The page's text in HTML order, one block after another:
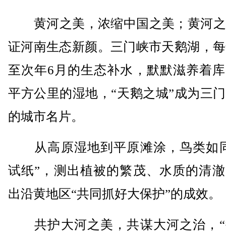
黄河之美，浓缩中国之美；黄河
证河南生态新颜。三门峡市天鹅湖，
至次年6月的生态补水，默默滋养着
平方公里的湿地，“天鹅之城”成为三
的城市名片。
从高原湿地到平原滩涂，鸟类如
试纸”，测出植被的繁茂、水质的清
出沿黄地区“共同抓好大保护”的成效。
共护大河之美，共谋大河之治，“